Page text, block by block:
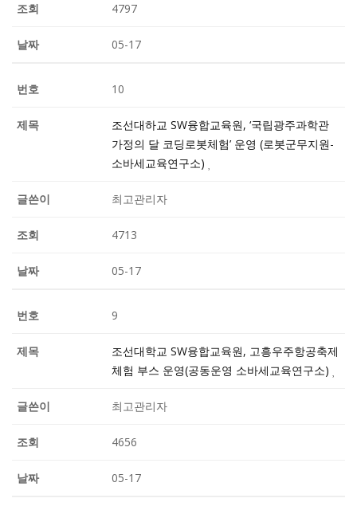
4797
05-17
10
조선대하교 SW융합교육원, ‘국립광주과학관
가정의 달 코딩로봇체험’ 운영 (로봇군무지원-
소바세교육연구소)
최고관리자
4713
05-17
9
조선대학교 SW융합교육원, 고흥우주항공축제
체험 부스 운영(공동운영 소바세교육연구소)
최고관리자
4656
05-17